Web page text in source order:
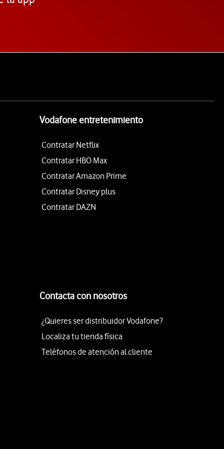
Vodafone entretenimiento
Contratar Netflix
Contratar HBO Max
Contratar Amazon Prime
Contratar Disney plus
Contratar DAZN
Contacta con nosotros
¿Quieres ser distribuidor Vodafone?
Localiza tu tienda física
Teléfonos de atención al cliente